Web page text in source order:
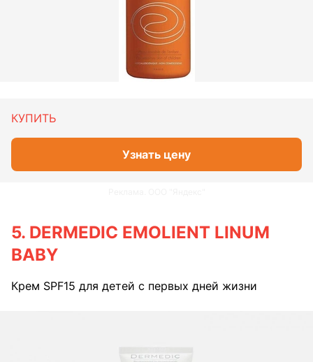
КУПИТЬ
Узнать цену
5. DERMEDIC EMOLIENT LINUM
BABY
Крем SPF15 для детей с первых дней жизни